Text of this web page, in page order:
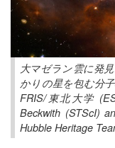
大マゼラン雲に発
かりの星を包む分
FRIS/東北大学
Beckwith (STScI)
Hubble Heritage